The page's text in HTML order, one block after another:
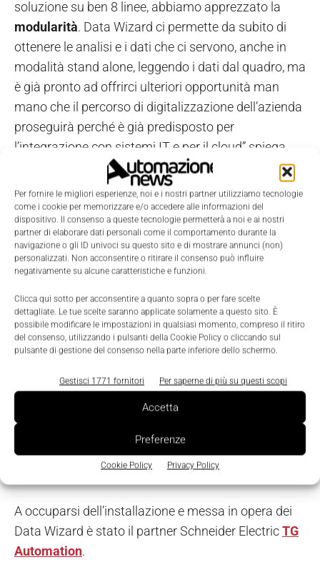
Per fornire le migliori esperienze, noi e i nostri partner utilizziamo tecnologie
come i cookie per memorizzare e/o accedere alle informazioni del
dispositivo. Il consenso a queste tecnologie permetterà a noi e ai nostri
partner di elaborare dati personali come il comportamento durante la
navigazione o gli ID univoci su questo sito e di mostrare annunci (non)
personalizzati. Non acconsentire o ritirare il consenso può influire
negativamente su alcune caratteristiche e funzioni.
Clicca qui sotto per acconsentire a quanto sopra o per fare scelte
dettagliate. Le tue scelte saranno applicate solamente a questo sito. È
possibile modificare le impostazioni in qualsiasi momento, compreso il ritiro
del consenso, utilizzando i pulsanti della Cookie Policy o cliccando sul
pulsante di gestione del consenso nella parte inferiore dello schermo.
Gestisci 1771 fornitori Per saperne di più su questi scopi
Accetta
Preferenze
Cookie Policy Privacy Policy
soluzione su ben 8 linee, abbiamo apprezzato la
modularità. Data Wizard ci permette da subito di
ottenere le analisi e i dati che ci servono, anche in
modalità stand alone, leggendo i dati dal quadro, ma
è già pronto ad offrirci ulteriori opportunità man
mano che il percorso di digitalizzazione dell’azienda
proseguirà perché è già predisposto per
l’integrazione con sistemi IT e per il cloud” spiega
l’Ingegner Vaccina.
La soluzione è pronta al futuro per l’integrazione con altri sistemi aziendali nel
percorso di digitalizzazione, godendo anche degli incentivi Transizione 4.0
Ma c’è anche un terzo fattore cui Alfasigma
attribuisce il successo del progetto, ed è la
collaborazione. “Schneider Electric ha messo in
campo un responsabile di progetto che si è
interfacciato con il nostro project manager per
coordinare l’azione di tutte le linee aziendali da
coinvolgere – dalla sicurezza alla qualità,
all’ingegneria. Questo coordinamento ci ha
consentito di rispettare tempi, modalità prefissate e
ottenere quanto previsto, nonostante le complessità
dovute alla situazione di emergenza sanitaria nei
A occuparsi dell’installazione e messa in opera dei
Data Wizard è stato il partner Schneider ElectricTG
Automation.